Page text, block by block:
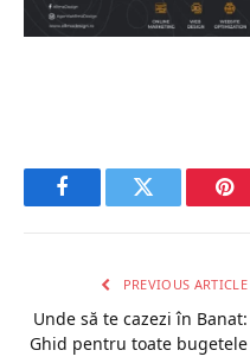
FacebookTwitter
PREVIOUS ARTICLE
Unde să te cazezi în Banat:
Ghid pentru toate bugetele